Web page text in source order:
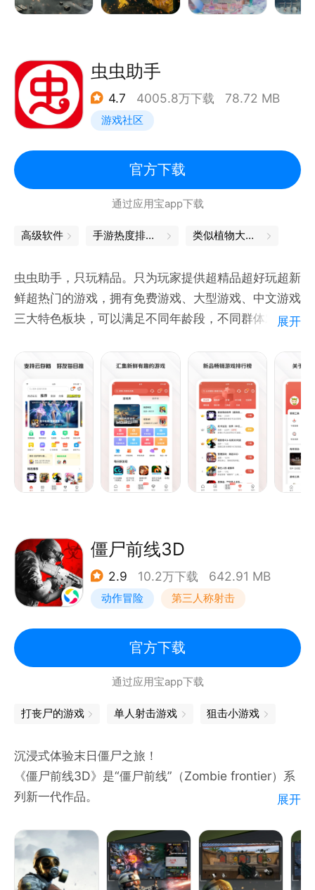
虫虫助手
4.7 4005.8万下载 78.72 MB
游戏社区
官方下载
通过应用宝app下载
高级软件 手游热度排行榜 类似植物大战僵尸
虫虫助手，只玩精品。只为玩家提供超精品超好玩超新
鲜超热门的游戏，拥有免费游戏、大型游戏、中文游戏
三大特色板块，可以满足不同年龄段，不同群体对于游
展开
僵尸前线3D
2.9 10.2万下载 642.91 MB
动作冒险 第三人称射击
末日 写实
官方下载
通过应用宝app下载
打丧尸的游戏 单人射击游戏 狙击小游戏
沉浸式体验末日僵尸之旅！
《僵尸前线3D》是“僵尸前线”（Zombie frontier）系
列新一代作品。
还原城市环境拓模，真实的武器射击模拟，让所有僵尸
猎手有逼真的末日环境体验。街道、医院、工厂、监
狱、岛屿、沙漠等大量地图，等你来一探究竟。
展开